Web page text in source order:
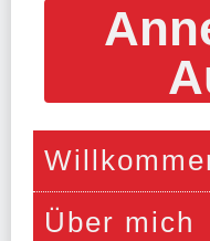
Über mich